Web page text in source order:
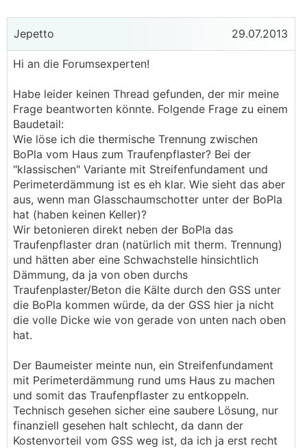
Jepetto 29.07.2013
Hi an die Forumsexperten!
Habe leider keinen Thread gefunden, der mir meine
Frage beantworten könnte. Folgende Frage zu einem
Baudetail:
Wie löse ich die thermische Trennung zwischen
BoPla vom Haus zum Traufenpflaster? Bei der
"klassischen" Variante mit Streifenfundament und
Perimeterdämmung ist es eh klar. Wie sieht das aber
aus, wenn man Glasschaumschotter unter der BoPla
hat (haben keinen Keller)?
Wir betonieren direkt neben der BoPla das
Traufenpflaster dran (natürlich mit therm. Trennung)
und hätten aber eine Schwachstelle hinsichtlich
Dämmung, da ja von oben durchs
Traufenplaster/Beton die Kälte durch den GSS unter
die BoPla kommen würde, da der GSS hier ja nicht
die volle Dicke wie von gerade von unten nach oben
hat.
Der Baumeister meinte nun, ein Streifenfundament
mit Perimeterdämmung rund ums Haus zu machen
und somit das Traufenpflaster zu entkoppeln.
Technisch gesehen sicher eine saubere Lösung, nur
finanziell gesehen halt schlecht, da dann der
Kostenvorteil vom GSS weg ist, da ich ja erst recht